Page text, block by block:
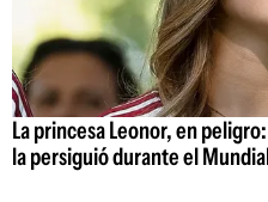
La princesa Leonor, en
la persiguió durante el